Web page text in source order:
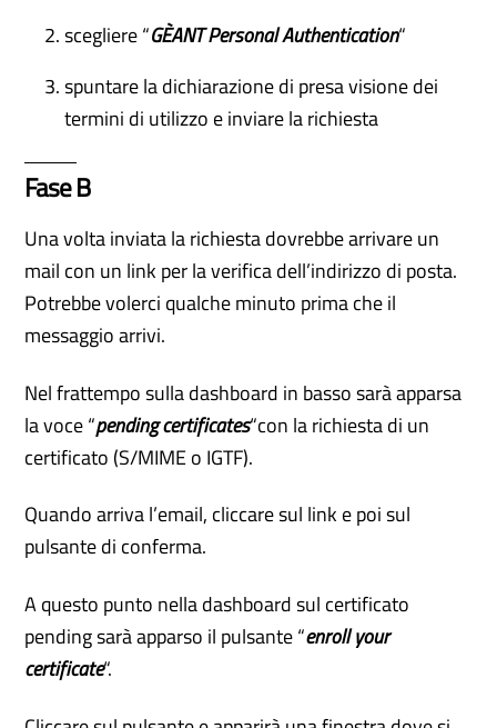
scegliere “GÈANT Personal Authentication“
spuntare la dichiarazione di presa visione dei
termini di utilizzo e inviare la richiesta
Fase B
Una volta inviata la richiesta dovrebbe arrivare un
mail con un link per la verifica dell’indirizzo di posta.
Potrebbe volerci qualche minuto prima che il
messaggio arrivi.
Nel frattempo sulla dashboard in basso sarà apparsa
la voce “pending certificates“con la richiesta di un
certificato (S/MIME o IGTF).
Quando arriva l’email, cliccare sul link e poi sul
pulsante di conferma.
A questo punto nella dashboard sul certificato
pending sarà apparso il pulsante “enroll your
certificate“.